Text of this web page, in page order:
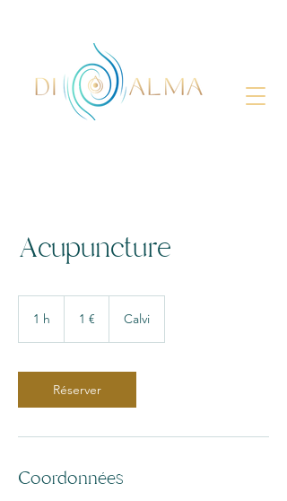
Acupuncture
1 h 1 € Calvi
Réserver
Coordonnées